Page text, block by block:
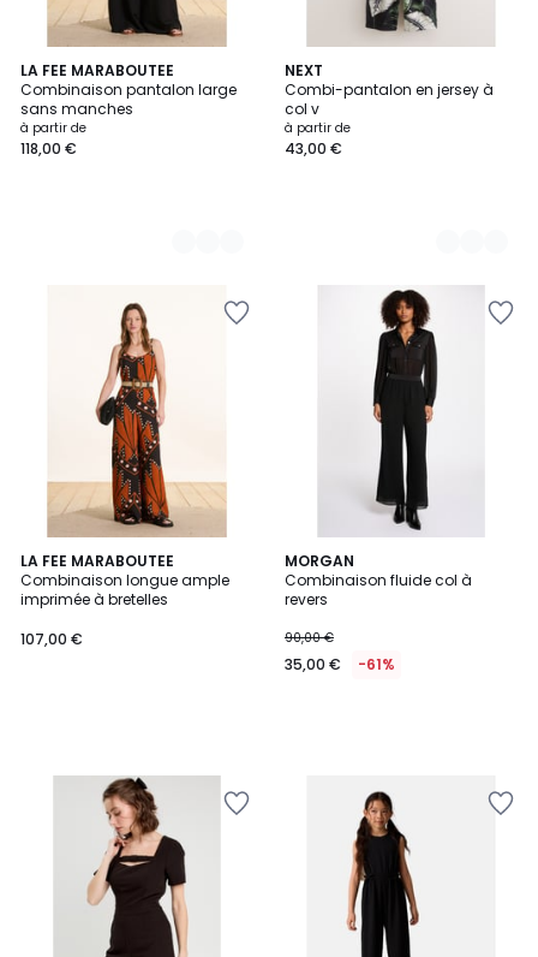
LA FEE MARABOUTEE
Combinaison pantalon large
sans manches
à partir de
118,00 €
3
Couleurs
NEXT
Combi-pantalon en jersey à
col v
à partir de
43,00 €
2
Couleurs
LA FEE MARABOUTEE
Combinaison longue ample
imprimée à bretelles
107,00 €
MORGAN
Combinaison fluide col à
revers
90,00 €
35,00 € -61%